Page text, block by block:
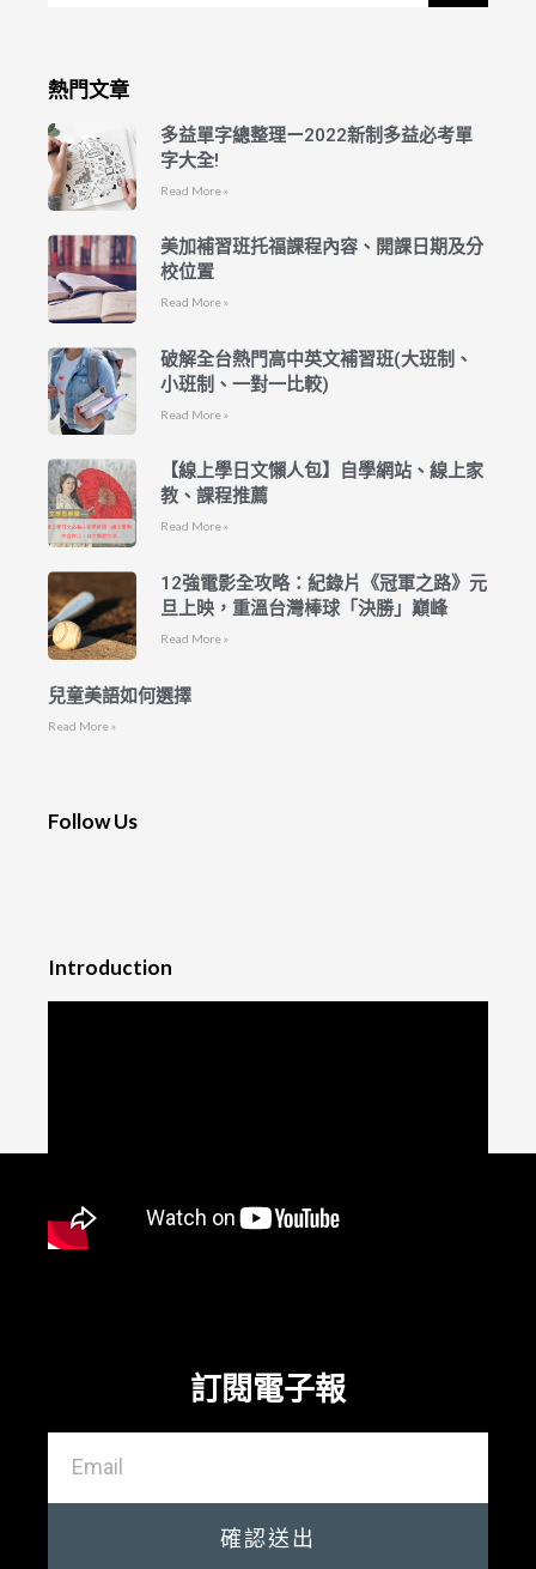
熱門文章
多益單字總整理ー2022新制多益必考單
字大全!
Read More »
美加補習班托福課程內容、開課日期及分
校位置
Read More »
破解全台熱門高中英文補習班(大班制、
小班制、一對一比較)
Read More »
【線上學日文懶人包】自學網站、線上家
教、課程推薦
Read More »
12強電影全攻略：紀錄片《冠軍之路》元
旦上映，重溫台灣棒球「決勝」巔峰
Read More »
兒童美語如何選擇
Read More »
Follow Us
Introduction
訂閱電子報
確認送出